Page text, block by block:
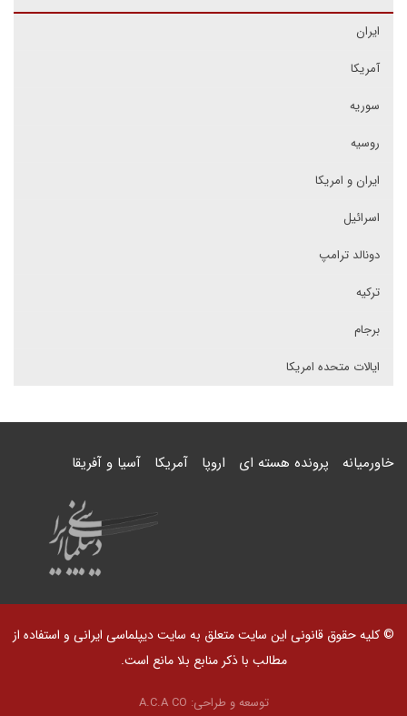
ایران
آمریکا
سوریه
روسیه
ایران و امریکا
اسرائیل
دونالد ترامپ
ترکیه
برجام
ایالات متحده امریکا
خاورمیانه پرونده هسته ای اروپا آمریکا آسیا و آفریقا
© کلیه حقوق قانونی این سایت متعلق به سایت دیپلماسی ایرانی و استفاده از
مطالب با ذکر منابع بلا مانع است.
توسعه و طراحی: A.C.A CO